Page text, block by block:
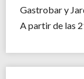
Gastrobar y
A partir de las